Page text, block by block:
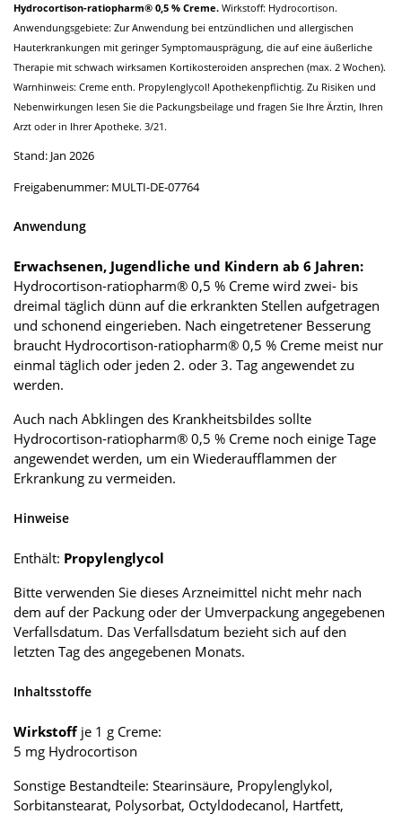
Hydrocortison-ratiopharm® 0,5 % Creme. Wirkstoff: Hydrocortison.
Anwendungsgebiete: Zur Anwendung bei entzündlichen und allergischen
Hauterkrankungen mit geringer Symptomausprägung, die auf eine äußerliche
Therapie mit schwach wirksamen Kortikosteroiden ansprechen (max. 2 Wochen).
Warnhinweis: Creme enth. Propylenglycol! Apothekenpflichtig. Zu Risiken und
Nebenwirkungen lesen Sie die Packungsbeilage und fragen Sie Ihre Ärztin, Ihren
Arzt oder in Ihrer Apotheke. 3/21.
Stand: Jan 2026
Freigabenummer: MULTI-DE-07764
Anwendung
Erwachsenen, Jugendliche und Kindern ab 6 Jahren:
Hydrocortison-ratiopharm® 0,5 % Creme wird zwei- bis
dreimal täglich dünn auf die erkrankten Stellen aufgetragen
und schonend eingerieben. Nach eingetretener Besserung
braucht Hydrocortison-ratiopharm® 0,5 % Creme meist nur
einmal täglich oder jeden 2. oder 3. Tag angewendet zu
werden.
Auch nach Abklingen des Krankheitsbildes sollte
Hydrocortison-ratiopharm® 0,5 % Creme noch einige Tage
angewendet werden, um ein Wiederaufflammen der
Erkrankung zu vermeiden.
Hinweise
Enthält: Propylenglycol
Bitte verwenden Sie dieses Arzneimittel nicht mehr nach
dem auf der Packung oder der Umverpackung angegebenen
Verfallsdatum. Das Verfallsdatum bezieht sich auf den
letzten Tag des angegebenen Monats.
Inhaltsstoffe
Wirkstoff je 1 g Creme:
5 mg Hydrocortison
Sonstige Bestandteile: Stearinsäure, Propylenglykol,
Sorbitanstearat, Polysorbat, Octyldodecanol, Hartfett,